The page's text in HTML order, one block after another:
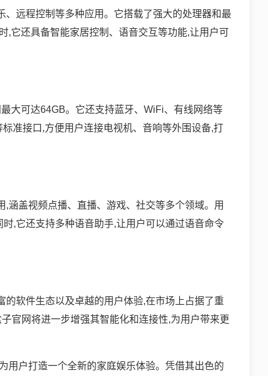
远程控制等多种应用。它搭载了强大的处理器和最
,它还具备智能家居控制、语音交互等功能,让用户可
大可达64GB。它还支持蓝牙、WiFi、有线网络等
准接口,方便用户连接电视机、音响等外围设备,打
涵盖视频点播、直播、游戏、社交等多个领域。用
,它还支持多种语音助手,让用户可以通过语音命令
软件生态以及卓越的用户体验,在市场上占据了重
官网将进一步增强其智能化和连接性,为用户带来更
用户打造一个全新的家庭娱乐体验。凭借其出色的